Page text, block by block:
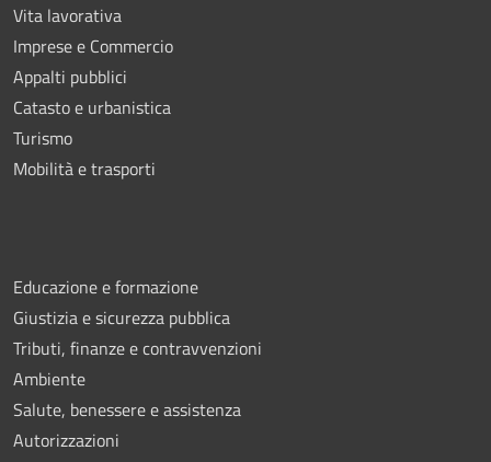
Vita lavorativa
Imprese e Commercio
Appalti pubblici
Catasto e urbanistica
Turismo
Mobilità e trasporti
Educazione e formazione
Giustizia e sicurezza pubblica
Tributi, finanze e contravvenzioni
Ambiente
Salute, benessere e assistenza
Autorizzazioni